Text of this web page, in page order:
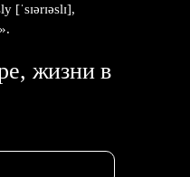
[ˈsɪərɪəslɪ],
жизни в